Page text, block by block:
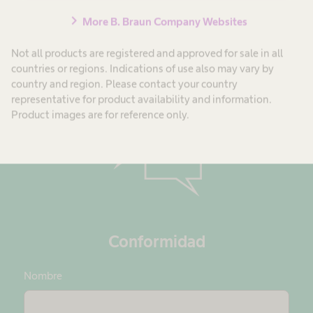
chevron_right More B. Braun Company Websites
Not all products are registered and approved for sale in all
countries or regions. Indications of use also may vary by
country and region. Please contact your country
representative for product availability and information.
Product images are for reference only.
cumplimiento?
Conformidad
Nombre